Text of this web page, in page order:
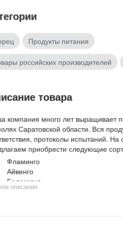
Продукты питания
российских производителей
товара
компания много лет выращивает
Саратовской области. Вся
протоколы испытаний.
приобрести следующие
Фламинго
Айвенго
Белозерка
Постоянным клиентам, а так
описание